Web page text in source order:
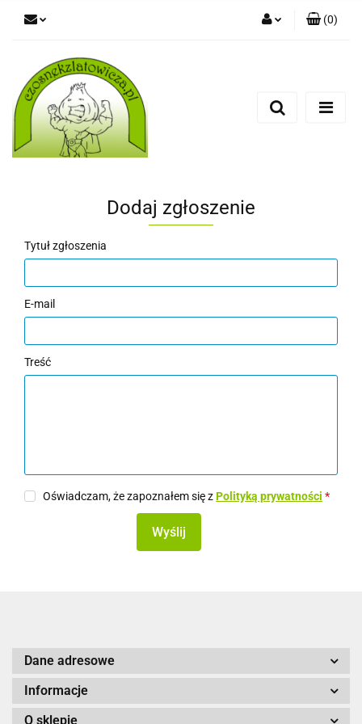
Dodaj zgłoszenie
(0)
Dodaj zgłoszenie
Tytuł zgłoszenia
E-mail
Treść
Oświadczam, że zapoznałem się zPolityką prywatności *
Wyślij
Dane adresowe
Informacje
O sklepie